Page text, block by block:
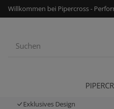
Willkommen bei Pipercross -
Exklusives Design